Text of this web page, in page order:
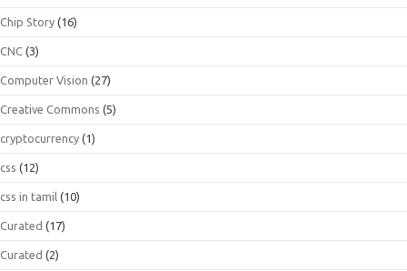
Chip Story (16)
CNC (3)
Computer Vision (27)
Creative Commons (5)
cryptocurrency (1)
css (12)
css in tamil (10)
Curated (17)
Curated (2)